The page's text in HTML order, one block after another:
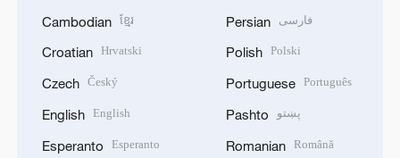
Cambodian ខ្មែរ
Croatian Hrvatski
Czech Český
English English
Esperanto Esperanto
Persian فارسی
Polish Polski
Portuguese Português
Pashto پښتو
Romanian Română